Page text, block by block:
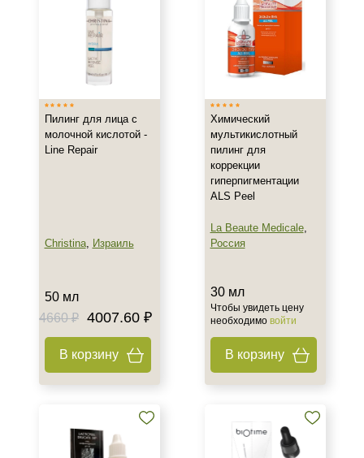
Обезвоженная
Акне
Гиперкератоз
Гиперпигментация
Показать еще
Пилинг для лица с
молочной кислотой -
Line Repair
Christina, Израиль
50 мл
4660 ₽ 4007.60 ₽
В корзину
Химический
мультикислотный
пилинг для
коррекции
гиперпигментации
ALS Peel
La Beaute Medicale,
Россия
30 мл
Чтобы увидеть цену
необходимо войти
В корзину